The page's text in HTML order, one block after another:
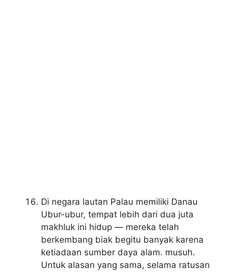
Di negara lautan Palau memiliki Danau
Ubur-ubur, tempat lebih dari dua juta
makhluk ini hidup — mereka telah
berkembang biak begitu banyak karena
ketiadaan sumber daya alam. musuh.
Untuk alasan yang sama, selama ratusan